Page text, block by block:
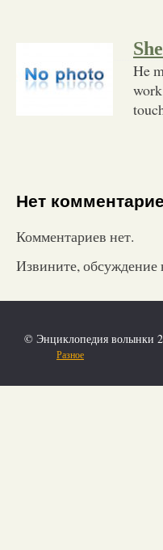
He
Нет
Комментариев нет.
Извините,
© Энциклопедия волынки
Разное